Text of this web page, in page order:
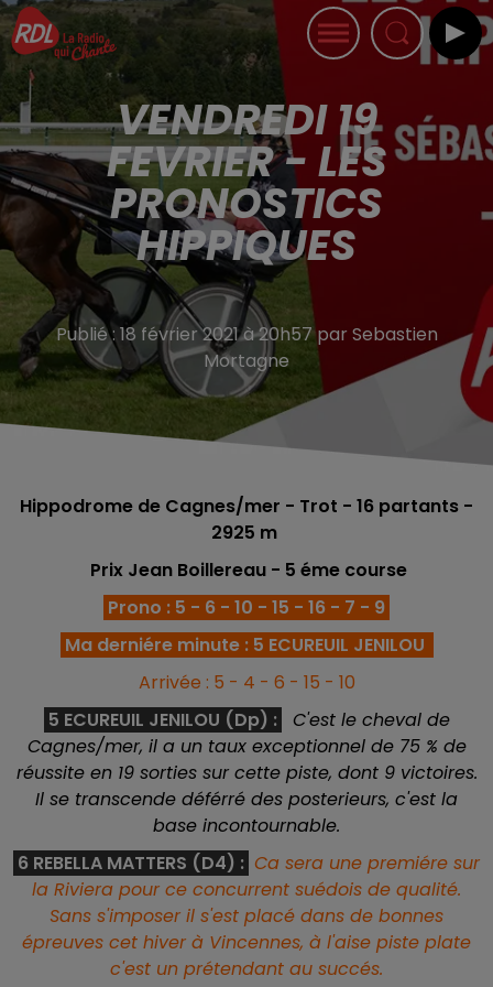
VENDREDI 19
FEVRIER - LES
PRONOSTICS
HIPPIQUES
Publié : 18 février 2021 à 20h57 par Sebastien
Mortagne
Hippodrome de Cagnes/mer - Trot - 16 partants -
2925 m
Prix Jean Boillereau - 5 éme course
Prono : 5 - 6 - 10 - 15 - 16 - 7 - 9
Ma derniére minute : 5 ECUREUIL JENILOU
Arrivée : 5 - 4 - 6 - 15 - 10
5 ECUREUIL JENILOU (Dp) :
C'est le cheval de
Cagnes/mer, il a un taux exceptionnel de 75 % de
réussite en 19 sorties sur cette piste, dont 9 victoires.
Il se transcende déférré des posterieurs, c'est la
base incontournable.
6 REBELLA MATTERS (D4) : Ca sera une premiére sur
la Riviera pour ce concurrent suédois de qualité.
Sans s'imposer il s'est placé dans de bonnes
épreuves cet hiver à Vincennes, à l'aise piste plate
c'est un prétendant au succés.